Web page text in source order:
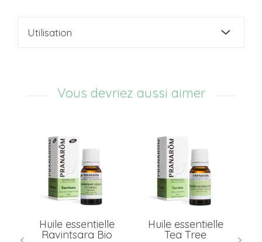
Utilisation
Vous devriez aussi aimer
Huile essentielle
Ravintsara Bio
Huile essentielle
Tea Tree